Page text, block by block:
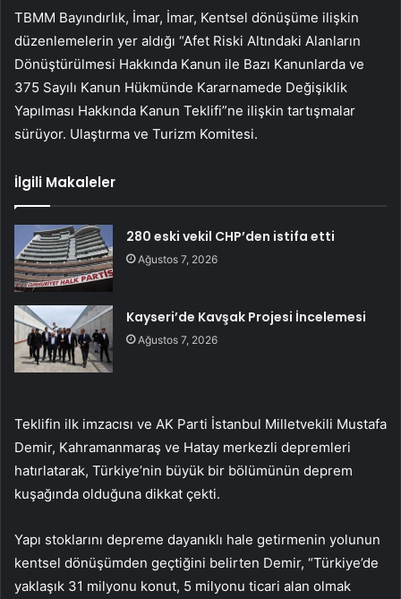
TBMM Bayındırlık, İmar, İmar, Kentsel dönüşüme ilişkin
düzenlemelerin yer aldığı “Afet Riski Altındaki Alanların
Dönüştürülmesi Hakkında Kanun ile Bazı Kanunlarda ve
375 Sayılı Kanun Hükmünde Kararnamede Değişiklik
Yapılması Hakkında Kanun Teklifi”ne ilişkin tartışmalar
sürüyor. Ulaştırma ve Turizm Komitesi.
İlgili Makaleler
280 eski vekil CHP’den istifa etti
Ağustos 7, 2026
Kayseri’de Kavşak Projesi İncelemesi
Ağustos 7, 2026
Teklifin ilk imzacısı ve AK Parti İstanbul Milletvekili Mustafa
Demir, Kahramanmaraş ve Hatay merkezli depremleri
hatırlatarak, Türkiye’nin büyük bir bölümünün deprem
kuşağında olduğuna dikkat çekti.
Yapı stoklarını depreme dayanıklı hale getirmenin yolunun
kentsel dönüşümden geçtiğini belirten Demir, “Türkiye’de
yaklaşık 31 milyonu konut, 5 milyonu ticari alan olmak